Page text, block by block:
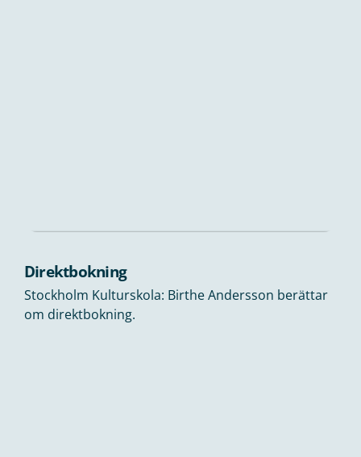
Direktbokning
Stockholm Kulturskola: Birthe Andersson berättar
om direktbokning.